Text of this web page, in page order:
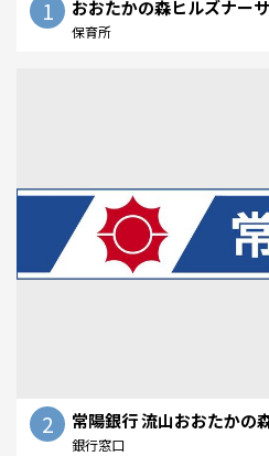
1 おおたかの森ヒルズナー
保育所
2 常陽銀行 流山おおたかの
銀行窓口